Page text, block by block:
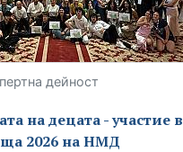
дейност
на децата - участие в
2026 на НМД